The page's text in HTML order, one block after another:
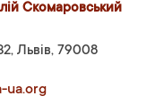
Скомаровський
Львів, 79008
ua.org